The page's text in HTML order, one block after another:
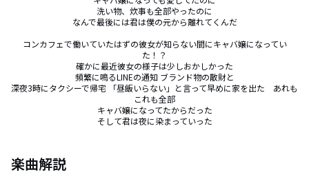
洗い物、炊事も全部やったのに
なんで最後には君は僕の元から離れてくんだ
コンカフェで働いていたはずの彼女が知らない間にキャバ嬢になってい
た！？
確かに最近彼女の様子は少しおかしかった
頻繁に鳴るLINEの通知 ブランド物の散財と
深夜3時にタクシーで帰宅 「昼飯いらない」と言って早めに家を出た　あれも
これも全部
キャバ嬢になってたからだった
そして君は夜に染まっていった
楽曲解説